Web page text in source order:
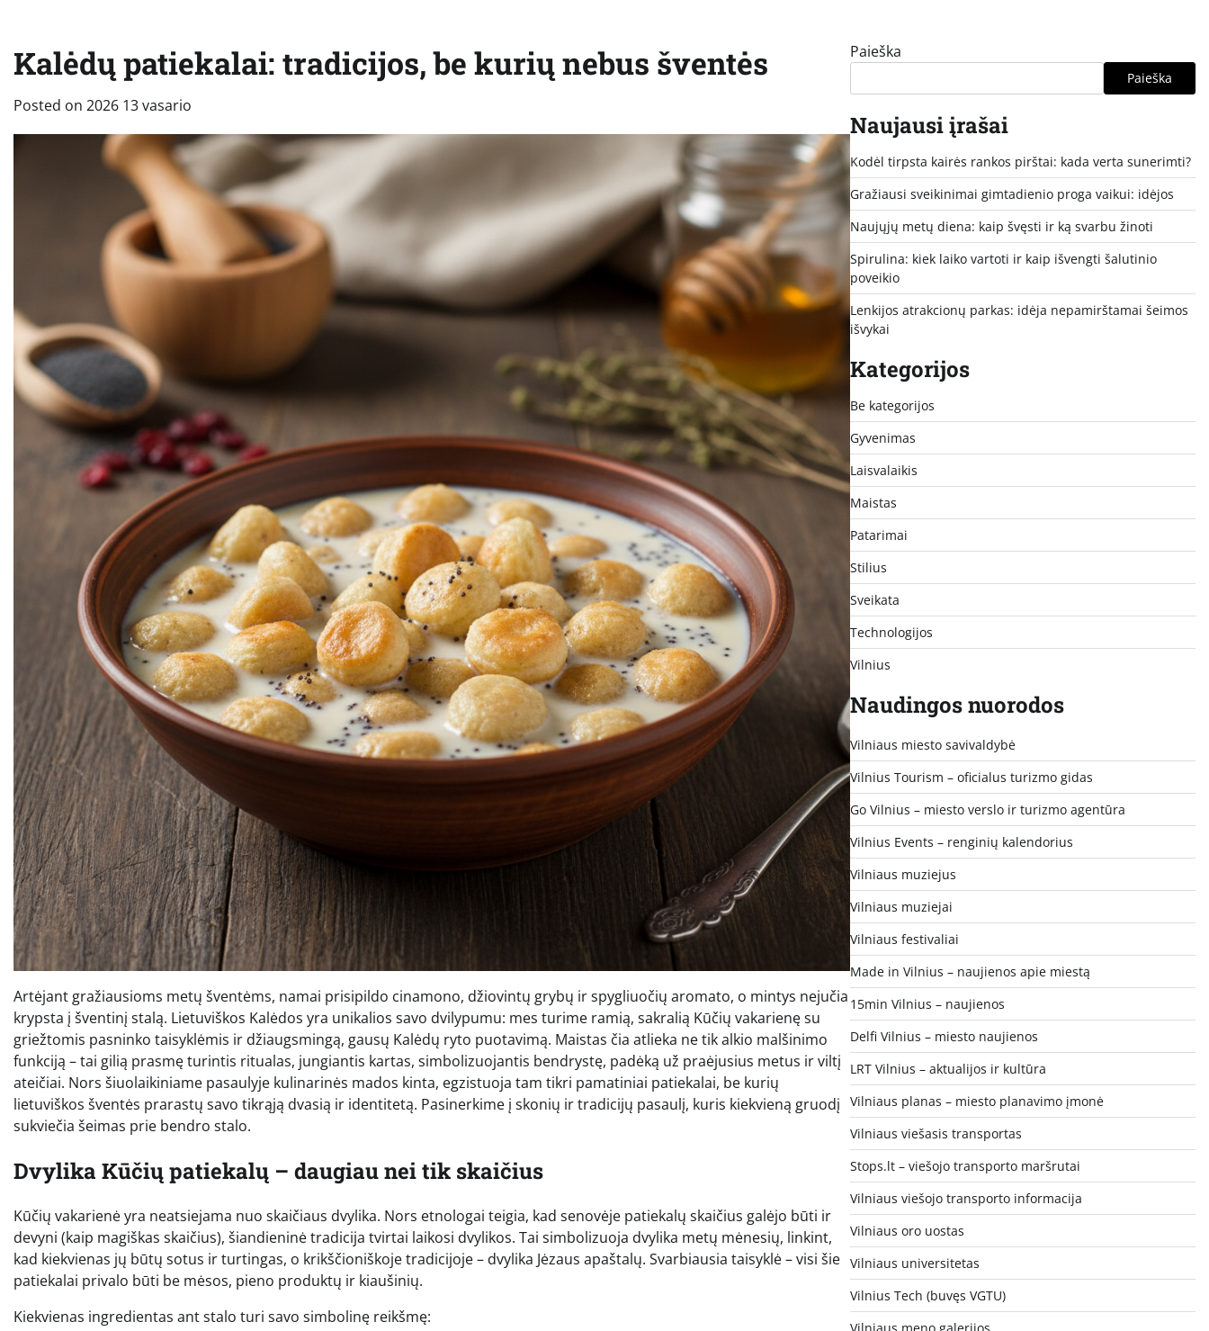
Kalėdų patiekalai: tradicijos, be kurių nebus šventės
Posted on 2026 13 vasario
Artėjant gražiausioms metų šventėms, namai prisipildo cinamono, džiovintų grybų ir spygliuočių aromato, o mintys nejučia
krypsta į šventinį stalą. Lietuviškos Kalėdos yra unikalios savo dvilypumu: mes turime ramią, sakralią Kūčių vakarienę su
griežtomis pasninko taisyklėmis ir džiaugsmingą, gausų Kalėdų ryto puotavimą. Maistas čia atlieka ne tik alkio malšinimo
funkciją – tai gilią prasmę turintis ritualas, jungiantis kartas, simbolizuojantis bendrystę, padėką už praėjusius metus ir viltį
ateičiai. Nors šiuolaikiniame pasaulyje kulinarinės mados kinta, egzistuoja tam tikri pamatiniai patiekalai, be kurių
lietuviškos šventės prarastų savo tikrąją dvasią ir identitetą. Pasinerkime į skonių ir tradicijų pasaulį, kuris kiekvieną gruodį
sukviečia šeimas prie bendro stalo.
Dvylika Kūčių patiekalų – daugiau nei tik skaičius
Kūčių vakarienė yra neatsiejama nuo skaičiaus dvylika. Nors etnologai teigia, kad senovėje patiekalų skaičius galėjo būti ir
devyni (kaip magiškas skaičius), šiandieninė tradicija tvirtai laikosi dvylikos. Tai simbolizuoja dvylika metų mėnesių, linkint,
kad kiekvienas jų būtų sotus ir turtingas, o krikščioniškoje tradicijoje – dvylika Jėzaus apaštalų. Svarbiausia taisyklė – visi šie
patiekalai privalo būti be mėsos, pieno produktų ir kiaušinių.
Kiekvienas ingredientas ant stalo turi savo simbolinę reikšmę:
Paieška
Paieška
Naujausi įrašai
Kodėl tirpsta kairės rankos pirštai: kada verta sunerimti?
Gražiausi sveikinimai gimtadienio proga vaikui: idėjos
Naujųjų metų diena: kaip švęsti ir ką svarbu žinoti
Spirulina: kiek laiko vartoti ir kaip išvengti šalutinio
poveikio
Lenkijos atrakcionų parkas: idėja nepamirštamai šeimos
išvykai
Kategorijos
Be kategorijos
Gyvenimas
Laisvalaikis
Maistas
Patarimai
Stilius
Sveikata
Technologijos
Vilnius
Naudingos nuorodos
Vilniaus miesto savivaldybė
Vilnius Tourism – oficialus turizmo gidas
Go Vilnius – miesto verslo ir turizmo agentūra
Vilnius Events – renginių kalendorius
Vilniaus muziejus
Vilniaus muziejai
Vilniaus festivaliai
Made in Vilnius – naujienos apie miestą
15min Vilnius – naujienos
Delfi Vilnius – miesto naujienos
LRT Vilnius – aktualijos ir kultūra
Vilniaus planas – miesto planavimo įmonė
Vilniaus viešasis transportas
Stops.lt – viešojo transporto maršrutai
Vilniaus viešojo transporto informacija
Vilniaus oro uostas
Vilniaus universitetas
Vilnius Tech (buvęs VGTU)